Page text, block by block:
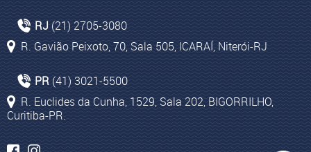
Israel, Jordânia e Egito
Pacotes de viagem para Ilhas Maurício
RJ (21) 2705-3080
R. Gavião Peixoto, 70, Sala 505, ICARAÍ, Niterói-RJ
PR (41) 3021-5500
R. Euclides da Cunha, 1529, Sala 202, BIGORRILHO,
Curitiba-PR.